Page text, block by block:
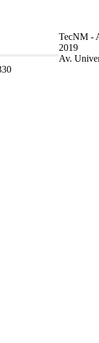
TecNM -
2019
Av.